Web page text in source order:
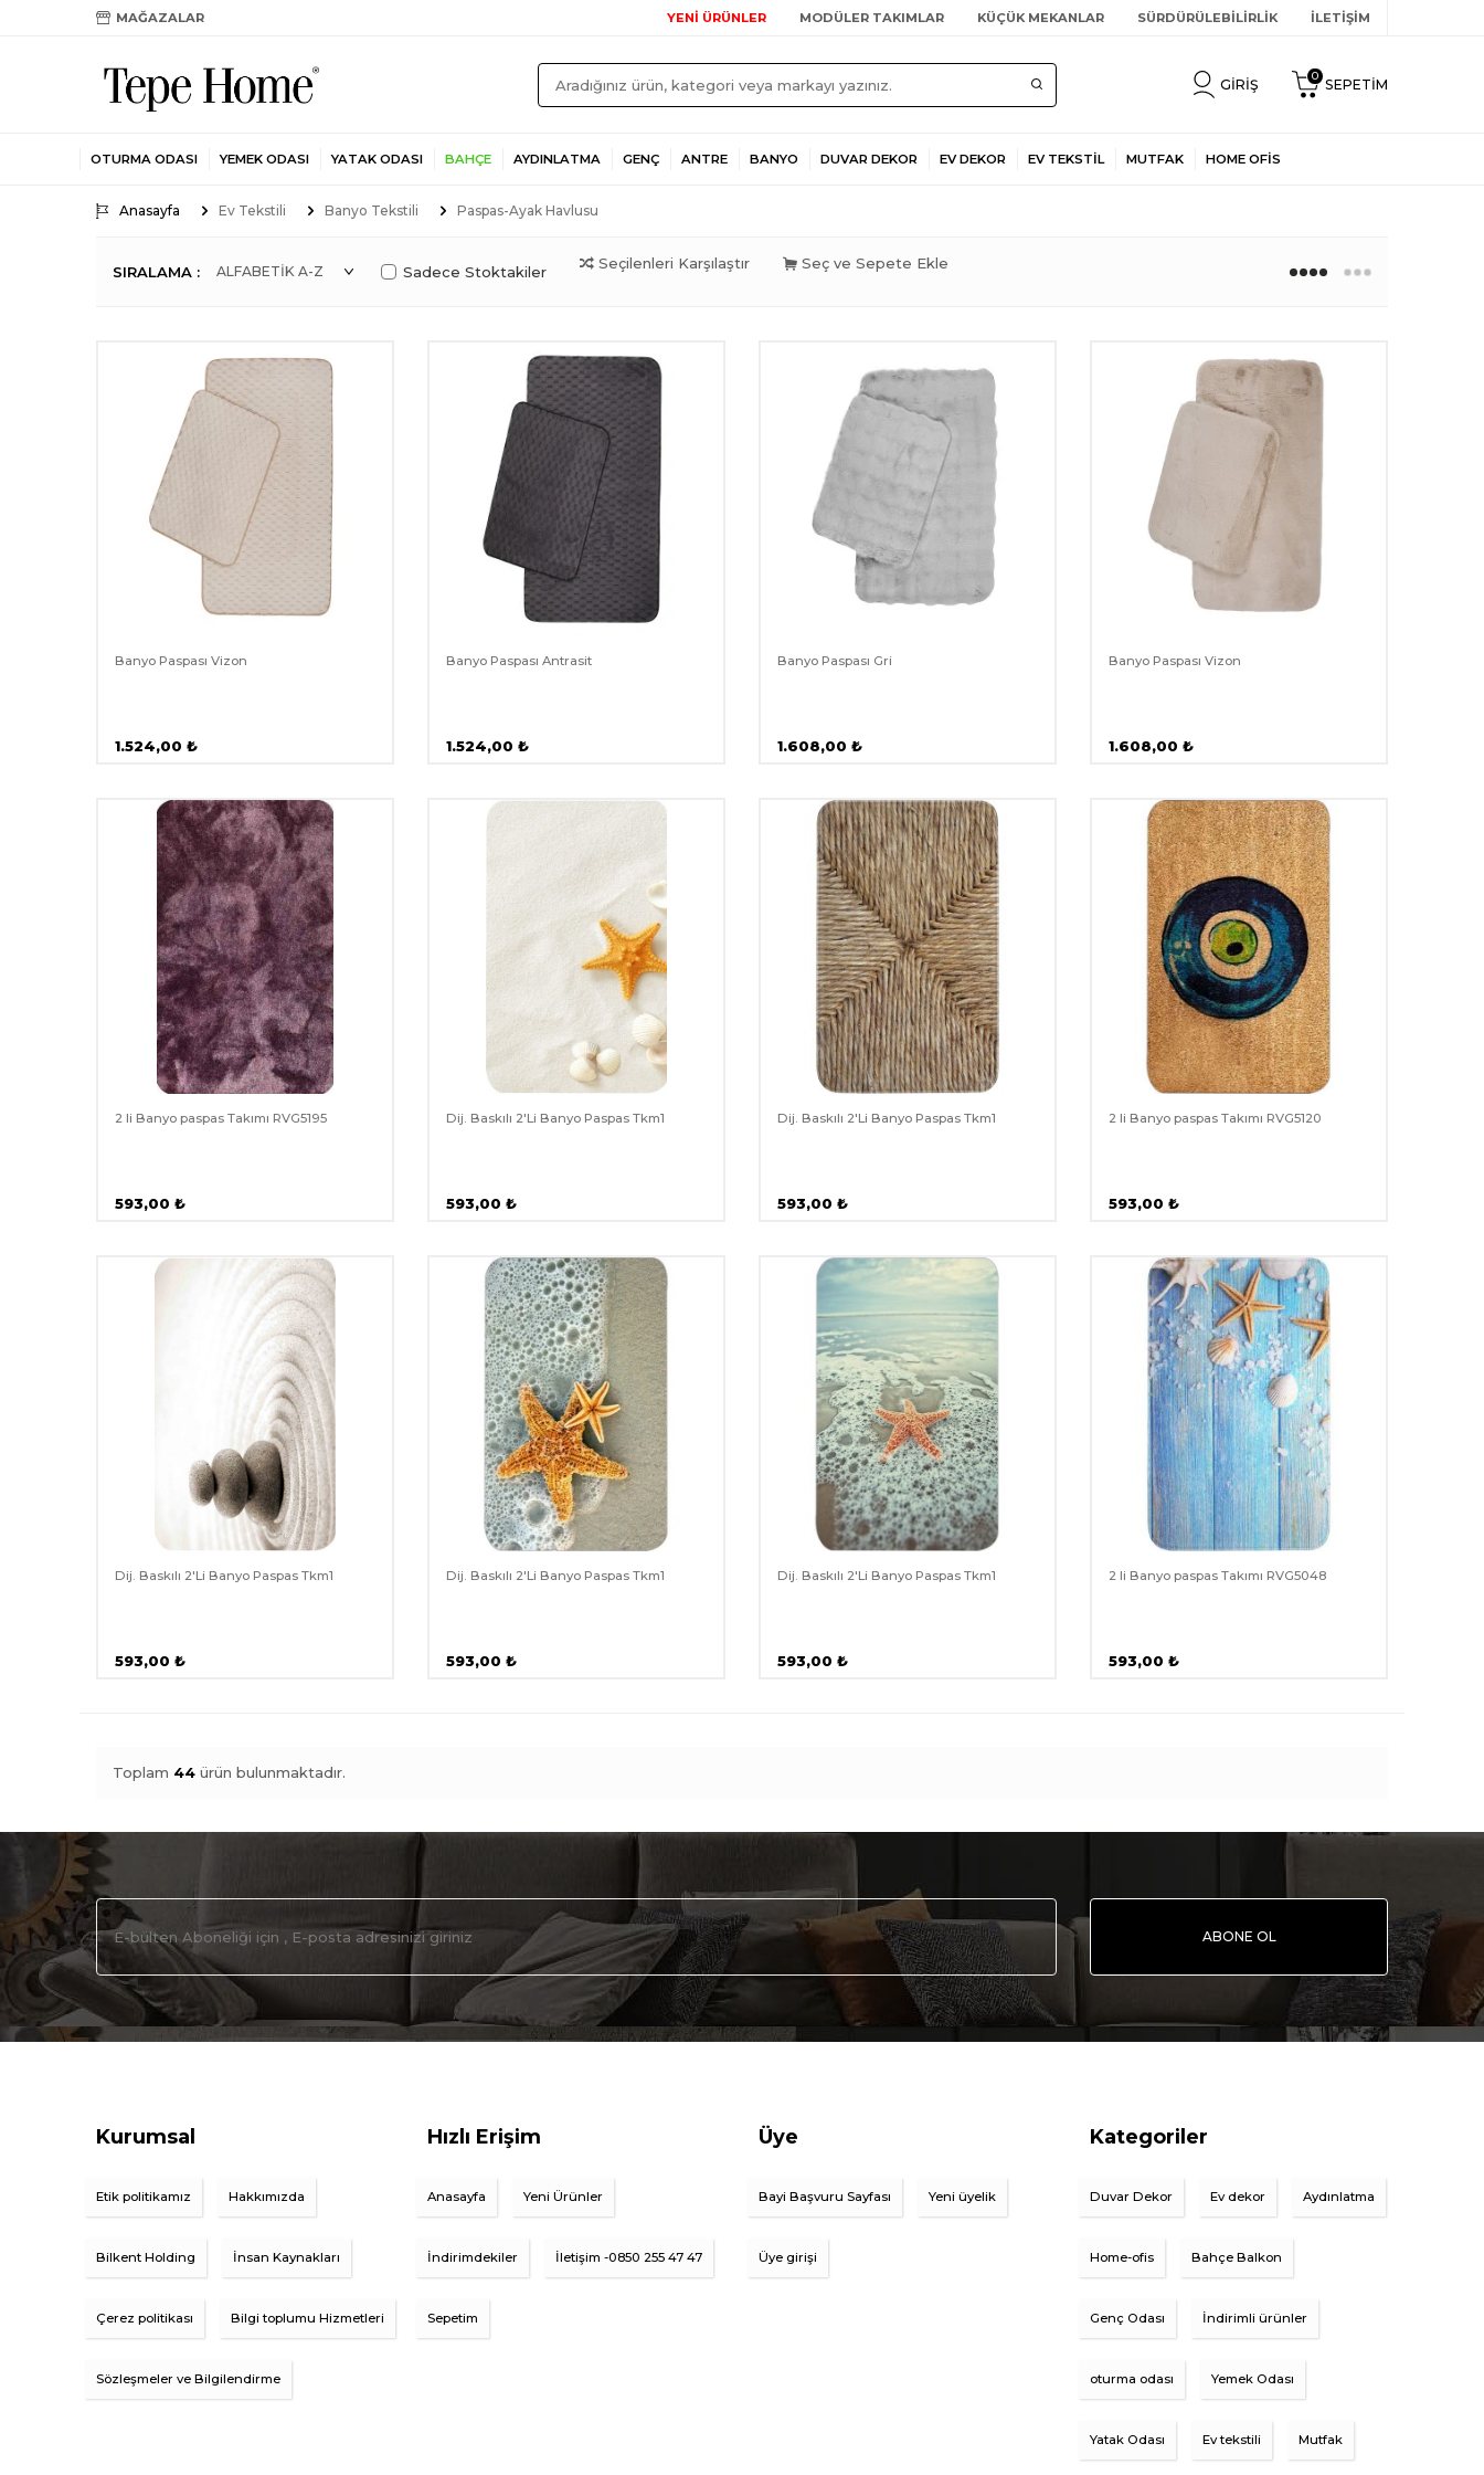
MAĞAZALAR YENİ ÜRÜNLER MODÜLER TAKIMLAR KÜÇÜK MEKANLAR SÜRDÜRÜLEBİLİRLİK İLETİŞİM
GIRIŞ 0 SEPETIM
OTURMA ODASI YEMEK ODASI YATAK ODASI BAHÇE AYDINLATMA GENÇ ANTRE BANYO DUVAR DEKOR EV DEKOR EV TEKSTİL MUTFAK HOME OFİS
Anasayfa Ev Tekstili Banyo Tekstili Paspas-Ayak Havlusu
SIRALAMA : Sadece Stoktakiler Seçilenleri Karşılaştır Seç ve Sepete Ekle
Banyo Paspası Vizon
1.524,00 ₺
Banyo Paspası Antrasit
1.524,00 ₺
Banyo Paspası Gri
1.608,00 ₺
Banyo Paspası Vizon
1.608,00 ₺
2 li Banyo paspas Takımı RVG5195
593,00 ₺
Dij. Baskılı 2'Li Banyo Paspas Tkm1
593,00 ₺
Dij. Baskılı 2'Li Banyo Paspas Tkm1
593,00 ₺
2 li Banyo paspas Takımı RVG5120
593,00 ₺
Dij. Baskılı 2'Li Banyo Paspas Tkm1
593,00 ₺
Dij. Baskılı 2'Li Banyo Paspas Tkm1
593,00 ₺
Dij. Baskılı 2'Li Banyo Paspas Tkm1
593,00 ₺
2 li Banyo paspas Takımı RVG5048
593,00 ₺
Toplam 44 ürün bulunmaktadır.
ABONE OL
Kurumsal
Etik politikamız Hakkımızda
Bilkent Holding İnsan Kaynakları
Çerez politikası Bilgi toplumu Hizmetleri
Sözleşmeler ve Bilgilendirme
Hızlı Erişim
Anasayfa Yeni Ürünler
İndirimdekiler İletişim -0850 255 47 47
Sepetim
Üye
Bayi Başvuru Sayfası Yeni üyelik
Üye girişi
Kategoriler
Duvar Dekor Ev dekor Aydınlatma
Home-ofis Bahçe Balkon
Genç Odası İndirimli ürünler
oturma odası Yemek Odası
Yatak Odası Ev tekstili Mutfak